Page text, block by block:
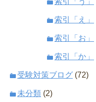
索引「え」
索引「お」
索引「か」
受験対策ブログ (72)
未分類 (2)